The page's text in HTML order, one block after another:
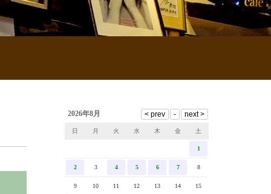
2026年8月
日 月 火 水 木 金 土
1
2 3 4 5 6 7 8
9 10 11 12 13 14 15